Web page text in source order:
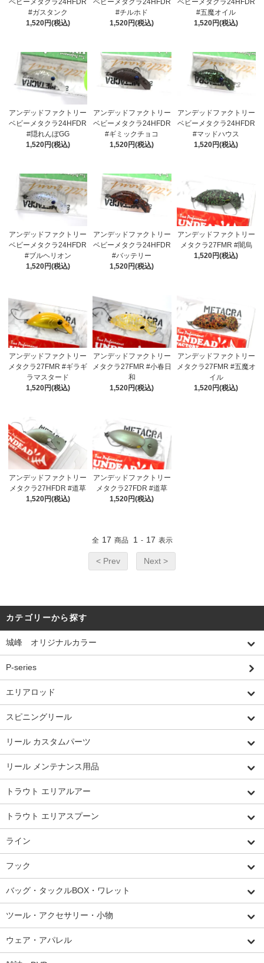
ベビーメタクラ24HFDR
#ガスタンク
1,520円(税込)
ベビーメタクラ24HFDR
#チルホド
1,520円(税込)
ベビーメタクラ24HFDR
#五魔オイル
1,520円(税込)
アンデッドファクトリー
ベビーメタクラ24HFDR
#隠れんぼGG
1,520円(税込)
アンデッドファクトリー
ベビーメタクラ24HFDR
#ギミックチョコ
1,520円(税込)
アンデッドファクトリー
ベビーメタクラ24HFDR
#マッドハウス
1,520円(税込)
アンデッドファクトリー
ベビーメタクラ24HFDR
#ブルヘリオン
1,520円(税込)
アンデッドファクトリー
ベビーメタクラ24HFDR
#バッテリー
1,520円(税込)
アンデッドファクトリー
メタクラ27FMR #闇烏
1,520円(税込)
アンデッドファクトリー
メタクラ27FMR #ギラギ
ラマスタード
1,520円(税込)
アンデッドファクトリー
メタクラ27FMR #小春日
和
1,520円(税込)
アンデッドファクトリー
メタクラ27FMR #五魔オ
イル
1,520円(税込)
アンデッドファクトリー
メタクラ27HFDR #道草
1,520円(税込)
アンデッドファクトリー
メタクラ27FDR #道草
1,520円(税込)
全 17 商品 1 - 17 表示
< Prev Next >
カテゴリーから探す
城峰 オリジナルカラー
P-series
エリアロッド
スピニングリール
リール カスタムパーツ
リール メンテナンス用品
トラウト エリアルアー
トラウト エリアスプーン
ライン
フック
バッグ・タックルBOX・ワレット
ツール・アクセサリー・小物
ウェア・アパレル